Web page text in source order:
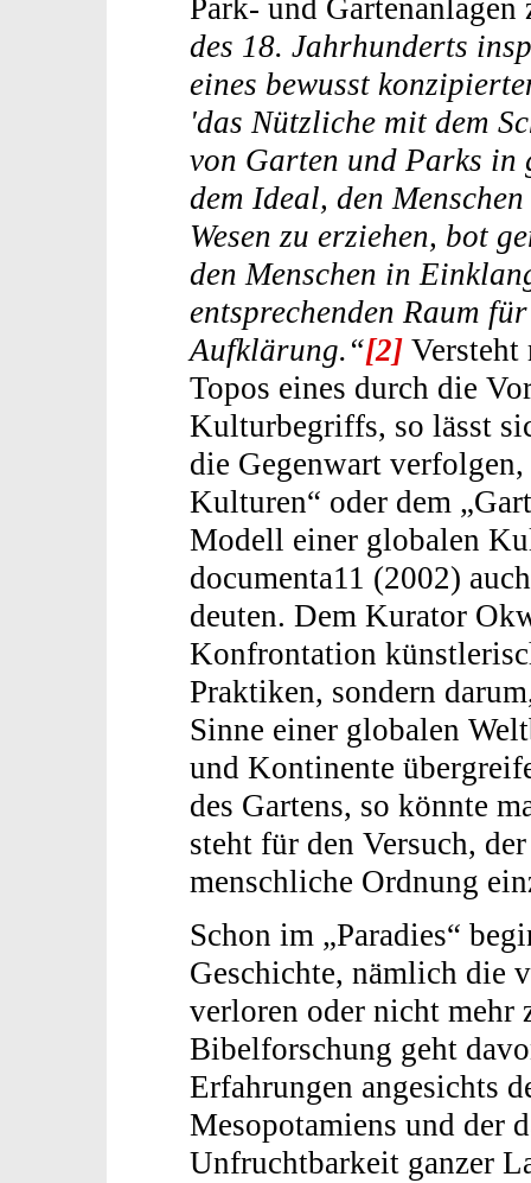
Park- und
des 18. Jahrhunderts
eines bewusst
'das Nützliche mit dem
von Garten und Parks in
dem Ideal, den
Wesen zu erziehen, bot
den Menschen in
entsprechenden Raum
Aufklärung.“[2] Versteht
Topos eines durch die
Kulturbegriffs, so lässt
die Gegenwart
Kulturen“ oder dem
Modell einer globalen
documenta11 (2002)
deuten. Dem Kurator
Konfrontation
Praktiken, sondern
Sinne einer globalen
und Kontinente
des Gartens, so könnte
steht für den Versuch,
menschliche Ordnung
Schon im „Paradies“
Geschichte, nämlich die
verloren oder nicht
Bibelforschung geht
Erfahrungen angesichts
Mesopotamiens und der
Unfruchtbarkeit ganzer